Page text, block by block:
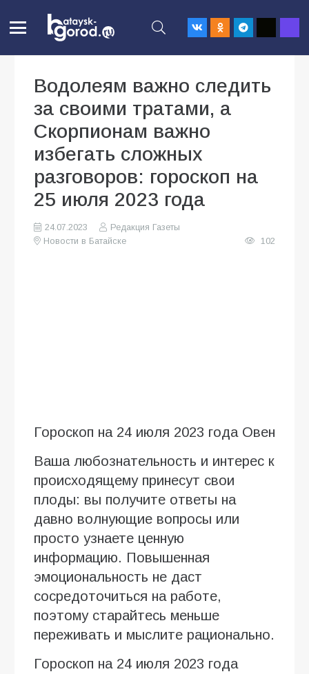
Водолеям важно следить
за своими тратами, а
Скорпионам важно
избегать сложных
разговоров: гороскоп на
25 июля 2023 года
24.07.2023
Редакция Газеты
Новости в Батайске
102
Гороскоп на 24 июля 2023 года Овен
Ваша любознательность и интерес к
происходящему принесут свои
плоды: вы получите ответы на
давно волнующие вопросы или
просто узнаете ценную
информацию. Повышенная
эмоциональность не даст
сосредоточиться на работе,
поэтому старайтесь меньше
переживать и мыслите рационально.
Гороскоп на 24 июля 2023 года